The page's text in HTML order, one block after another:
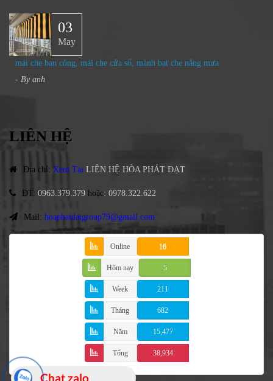
03
May
mái che ban công, mái che cửa sổ, mành bạt che nắng mưa
- By anh
LIÊN HỆ
Địa chỉ: Xem Tại LIÊN HỆ HÒA PHÁT ĐẠT
ĐT: 0963.379.379 hoặc: 0978.322.622
Mail: hoaphatdatgroup79@gmail.com
Online 16
Hôm nay 5
Week 211
Tháng 682
Năm 15,477
Tổng 38,934
Chat zalo